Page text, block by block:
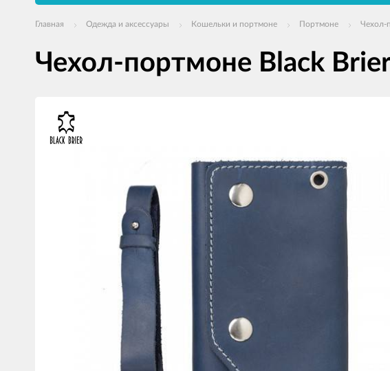
Главная Одежда и аксессуары Кошельки и портмоне Портмоне Чехол-
Чехол-портмоне Black
товаров